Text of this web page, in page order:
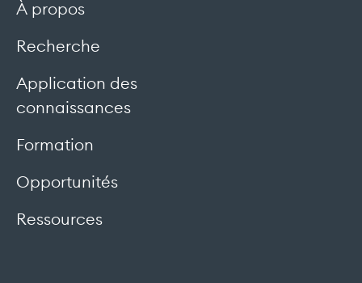
À propos
Recherche
Application des
connaissances
Formation
Opportunités
Ressources